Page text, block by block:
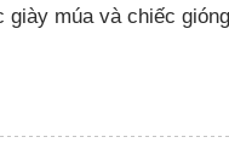
giày múa và chiếc